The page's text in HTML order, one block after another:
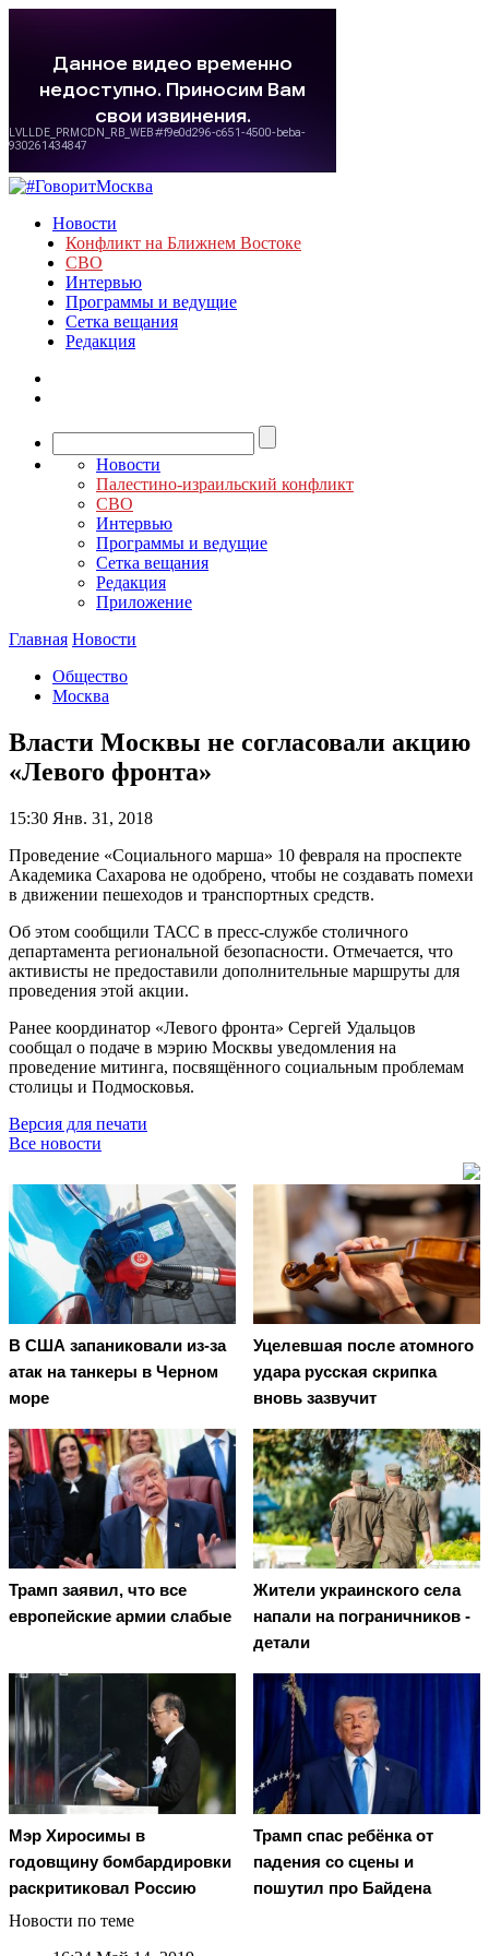
Новости
Конфликт на Ближнем Востоке
СВО
Интервью
Программы и ведущие
Сетка вещания
Редакция
Новости
Палестино-израильский конфликт
СВО
Интервью
Программы и ведущие
Сетка вещания
Редакция
Приложение
Главная Новости
Общество
Москва
Власти Москвы не согласовали акцию
«Левого фронта»
15:30 Янв. 31, 2018
Проведение «Социального марша» 10 февраля на проспекте
Академика Сахарова не одобрено, чтобы не создавать помехи
в движении пешеходов и транспортных средств.
Об этом сообщили ТАСС в пресс-службе столичного
департамента региональной безопасности. Отмечается, что
активисты не предоставили дополнительные маршруты для
проведения этой акции.
Ранее координатор «Левого фронта» Сергей Удальцов
сообщал о подаче в мэрию Москвы уведомления на
проведение митинга, посвящённого социальным проблемам
столицы и Подмосковья.
Версия для печати
Все новости
В США запаниковали из-за
атак на танкеры в Черном
море
Уцелевшая после атомного
удара русская скрипка
вновь зазвучит
Трамп заявил, что все
европейские армии слабые
Жители украинского села
напали на пограничников -
детали
Мэр Хиросимы в
годовщину бомбардировки
раскритиковал Россию
Трамп спас ребёнка от
падения со сцены и
пошутил про Байдена
Новости по теме